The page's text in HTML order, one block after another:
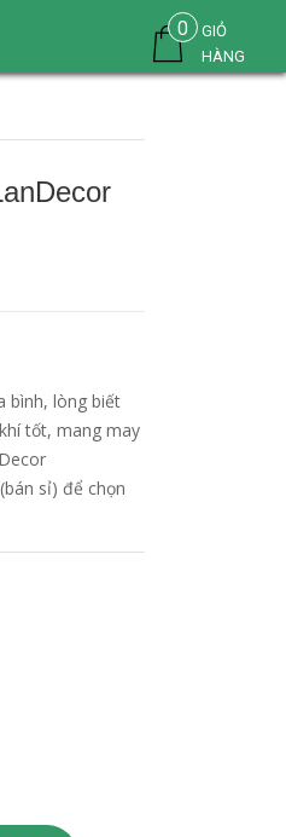
0
GIỎ
HÀNG
bình, lòng biết
tốt, mang may
sỉ) để chọn